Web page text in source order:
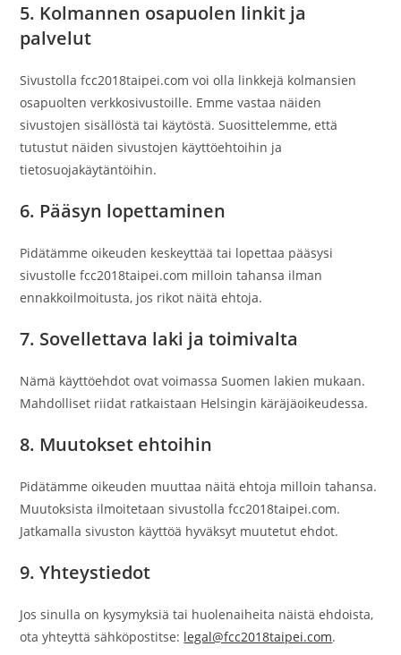
5. Kolmannen osapuolen linkit ja
palvelut
Sivustolla fcc2018taipei.com voi olla linkkejä kolmansien
osapuolten verkkosivustoille. Emme vastaa näiden
sivustojen sisällöstä tai käytöstä. Suosittelemme, että
tutustut näiden sivustojen käyttöehtoihin ja
tietosuojakäytäntöihin.
6. Pääsyn lopettaminen
Pidätämme oikeuden keskeyttää tai lopettaa pääsysi
sivustolle fcc2018taipei.com milloin tahansa ilman
ennakkoilmoitusta, jos rikot näitä ehtoja.
7. Sovellettava laki ja toimivalta
Nämä käyttöehdot ovat voimassa Suomen lakien mukaan.
Mahdolliset riidat ratkaistaan Helsingin käräjäoikeudessa.
8. Muutokset ehtoihin
Pidätämme oikeuden muuttaa näitä ehtoja milloin tahansa.
Muutoksista ilmoitetaan sivustolla fcc2018taipei.com.
Jatkamalla sivuston käyttöä hyväksyt muutetut ehdot.
9. Yhteystiedot
Jos sinulla on kysymyksiä tai huolenaiheita näistä ehdoista,
ota yhteyttä sähköpostitse: legal@fcc2018taipei.com.